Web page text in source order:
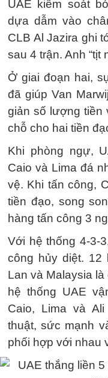
UAE kiểm soát
dựa dẫm vào
CLB Al Jazira ghi
sau 4 trận. Anh “tịt
Ở giai đoạn hai,
đã giúp Van
giản số lượng tiền
chỗ cho hai tiền
Khi phòng ngự,
Caio và Lima đá
vệ. Khi tấn công,
tiền đạo, song
hàng tấn công 3
Với hệ thống 4-3-
công hủy diệt. 12
Lan và Malaysia
hệ thống UAE
Caio, Lima và
thuật, sức mạnh
phối hợp với nhau